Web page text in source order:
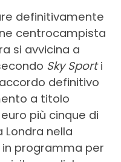
definitivamente
centrocampista
si avvicina a
Sky Sporti
definitivo
a titolo
più cinque di
Londra nella
programma per